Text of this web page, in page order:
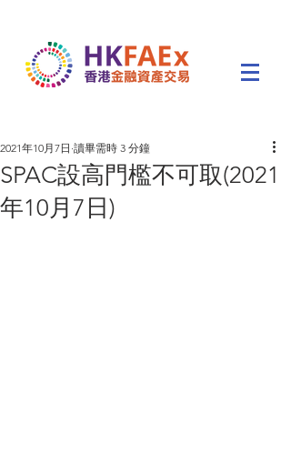
SPAC設高門檻不可取(2021
年10月7日)
2021年10月7日 讀畢需時 3 分鐘